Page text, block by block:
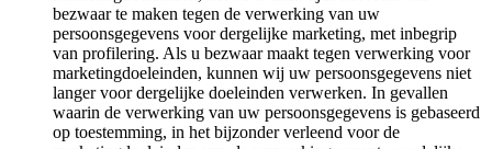
bezwaar te maken tegen de verwerking van uw
persoonsgegevens voor dergelijke marketing, met inbegrip
van profilering. Als u bezwaar maakt tegen verwerking voor
marketingdoeleinden, kunnen wij uw persoonsgegevens niet
langer voor dergelijke doeleinden verwerken. In gevallen
waarin de verwerking van uw persoonsgegevens is gebaseerd
op toestemming, in het bijzonder verleend voor de